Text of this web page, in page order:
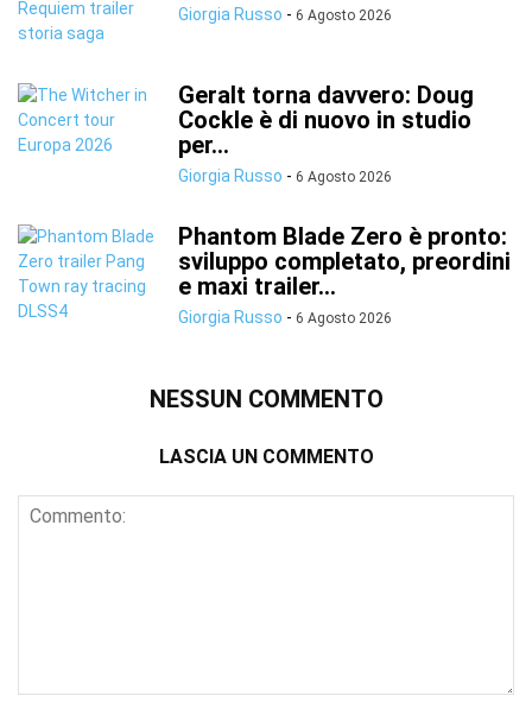
Giorgia Russo - 6 Agosto 2026
Geralt torna davvero: Doug
Cockle è di nuovo in studio
per...
Giorgia Russo - 6 Agosto 2026
Phantom Blade Zero è pronto:
sviluppo completato, preordini
e maxi trailer...
Giorgia Russo - 6 Agosto 2026
NESSUN COMMENTO
LASCIA UN COMMENTO